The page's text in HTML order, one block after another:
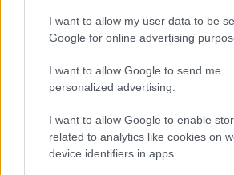
I want to allow my user data to be
Google for online advertising
I want to allow Google to send me
personalized advertising.
I want to allow Google to enable
related to analytics like cookies on
device identifiers in apps.
firme qualificate
anticipare KYC
Contactper licenze di servizi
Checklist operativa pronta
Governancescegliere SRL/